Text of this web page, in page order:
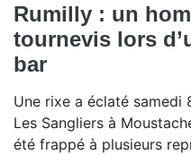
Rumilly : un
tournevis lors
bar
Une rixe a éclaté
Les Sangliers à
été frappé à plusieurs